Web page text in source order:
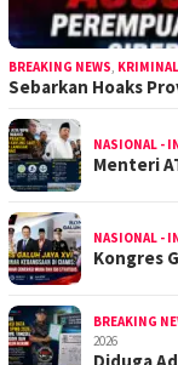
BREAKING NEWS, KRIMINAL
Sebarkan Hoaks
NASIONAL -
Menteri
NASIONAL -
Kongres
BREAKING
2026